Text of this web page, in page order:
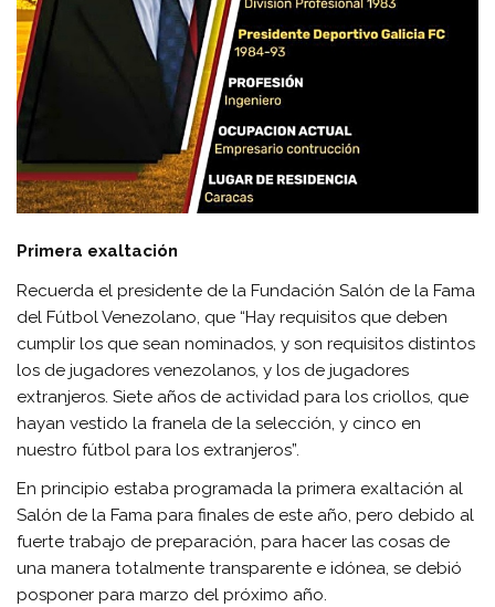
Primera exaltación
Recuerda el presidente de la Fundación Salón de la Fama
del Fútbol Venezolano, que “Hay requisitos que deben
cumplir los que sean nominados, y son requisitos distintos
los de jugadores venezolanos, y los de jugadores
extranjeros. Siete años de actividad para los criollos, que
hayan vestido la franela de la selección, y cinco en
nuestro fútbol para los extranjeros”.
En principio estaba programada la primera exaltación al
Salón de la Fama para finales de este año, pero debido al
fuerte trabajo de preparación, para hacer las cosas de
una manera totalmente transparente e idónea, se debió
posponer para marzo del próximo año.